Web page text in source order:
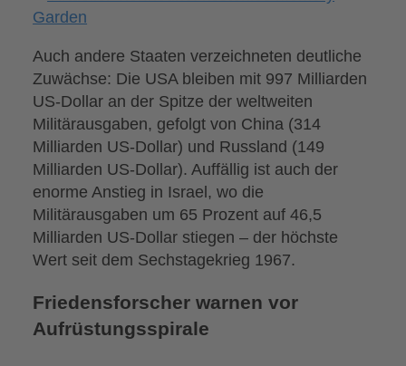
Auch andere Staaten verzeichneten deutliche
Zuwächse: Die USA bleiben mit 997 Milliarden
US-Dollar an der Spitze der weltweiten
Militärausgaben, gefolgt von China (314
Milliarden US-Dollar) und Russland (149
Milliarden US-Dollar). Auffällig ist auch der
enorme Anstieg in Israel, wo die
Militärausgaben um 65 Prozent auf 46,5
Milliarden US-Dollar stiegen – der höchste
Wert seit dem Sechstagekrieg 1967.
Friedensforscher warnen vor
Aufrüstungsspirale